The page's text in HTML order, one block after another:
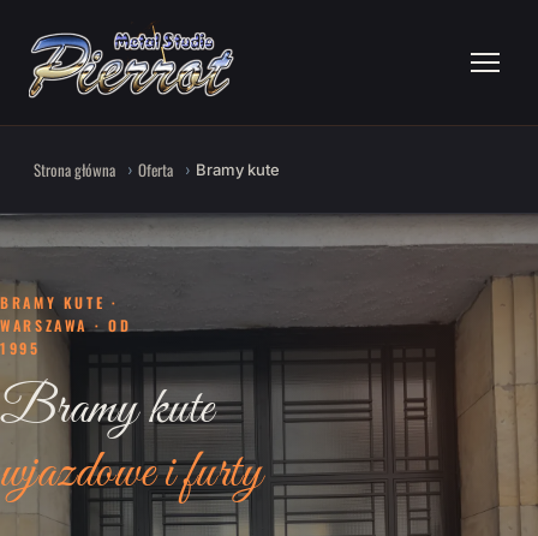
Strona główna Oferta Bramy kute
BRAMY KUTE ·
WARSZAWA · OD
1995
Bramy kute
wjazdowe i furty